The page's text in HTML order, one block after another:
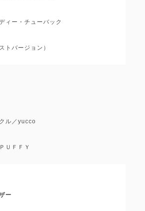
ィー・チューバック
トバージョン）
ル／yucco
ＵＦＦＹ
ー